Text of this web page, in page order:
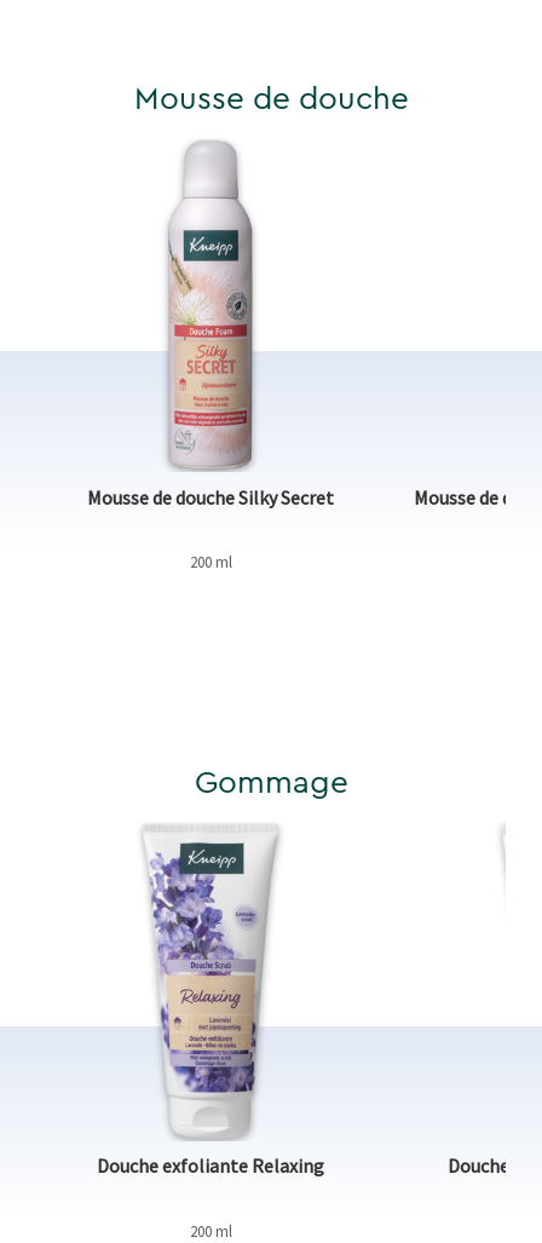
Mousse de douche
Mousse de douche Silky Secret
200 ml
Mousse de
Gommage
Douche exfoliante Relaxing
200 ml
Douche